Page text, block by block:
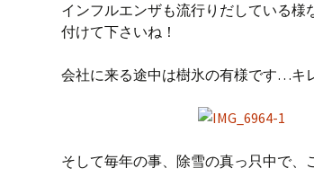
インフルエンザも流行りだしている
付けて下さいね！
会社に来る途中は樹氷の有様です…キ
そして毎年の事、除雪の真っ只中で、